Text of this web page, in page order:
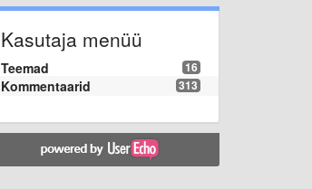
Kasutaja menüü
16
Teemad
313
Kommentaarid